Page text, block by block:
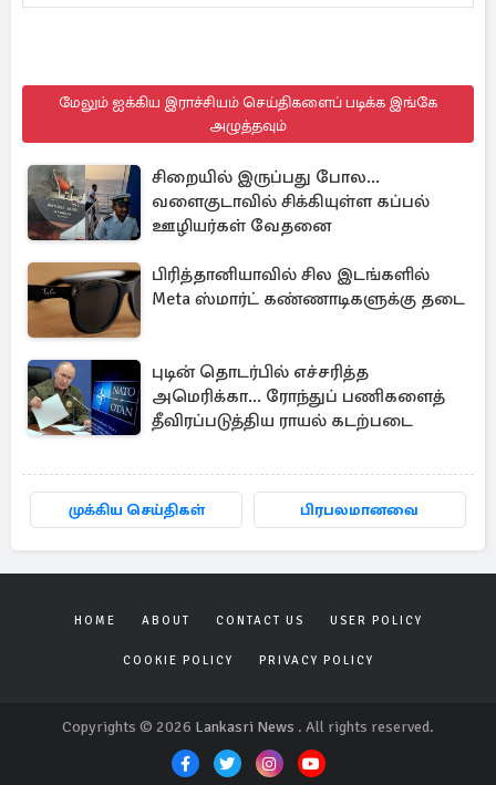
மேலும் ஐக்கிய இராச்சியம் செய்திகளைப் படிக்க இங்கே
அழுத்தவும்
சிறையில் இருப்பது போல...
வளைகுடாவில் சிக்கியுள்ள கப்பல்
ஊழியர்கள் வேதனை
பிரித்தானியாவில் சில இடங்களில்
Meta ஸ்மார்ட் கண்ணாடிகளுக்கு தடை
புடின் தொடர்பில் எச்சரித்த
அமெரிக்கா... ரோந்துப் பணிகளைத்
தீவிரப்படுத்திய ராயல் கடற்படை
முக்கிய செய்திகள் பிரபலமானவை
HOME ABOUT CONTACT US USER POLICY
COOKIE POLICY PRIVACY POLICY
Copyrights © 2026 Lankasri News . All rights reserved.